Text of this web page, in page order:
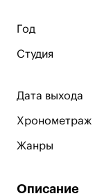
Год
Студия
Дата выхода
Хронометраж
Жанры
Описание